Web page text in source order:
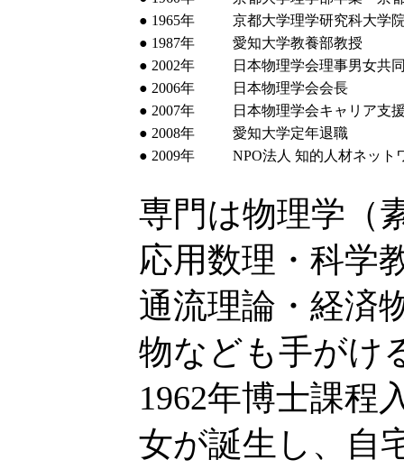
● 1965年
京都大学理学研究科大学
● 1987年
愛知大学教養部教授
● 2002年
日本物理学会理事男女共
● 2006年
日本物理学会会長
● 2007年
日本物理学会キャリア支
● 2008年
愛知大学定年退職
● 2009年
NPO法人 知的人材ネット
専門は物理学（
応用数理・科学
通流理論・経済
物なども手がけ
1962年博士課程
女が誕生し、自